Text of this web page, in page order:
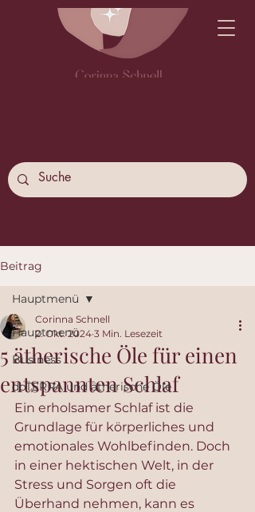
Beitrag
Hauptmenü
Business
doTERRA und ätherische Öle
Hauptmenü
5 ätherische Öle für einen
entspannten Schlaf
Corinna Schnell
2. Okt. 2024 3 Min. Lesezeit
Ein erholsamer Schlaf ist die
Grundlage für körperliches und
emotionales Wohlbefinden. Doch
in einer hektischen Welt, in der
Stress und Sorgen oft die
Überhand nehmen, kann es